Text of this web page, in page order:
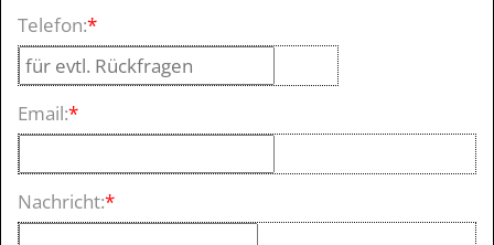
Telefon:*
Email:*
Nachricht:*